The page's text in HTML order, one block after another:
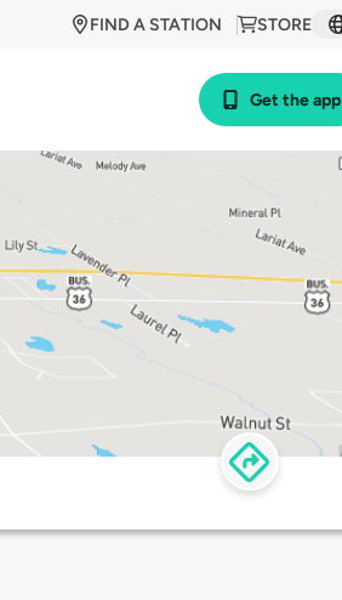
STORE
FIND A STATION
Get the app